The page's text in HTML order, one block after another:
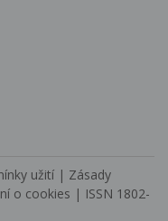
užití | Zásady
o cookies | ISSN 1802-